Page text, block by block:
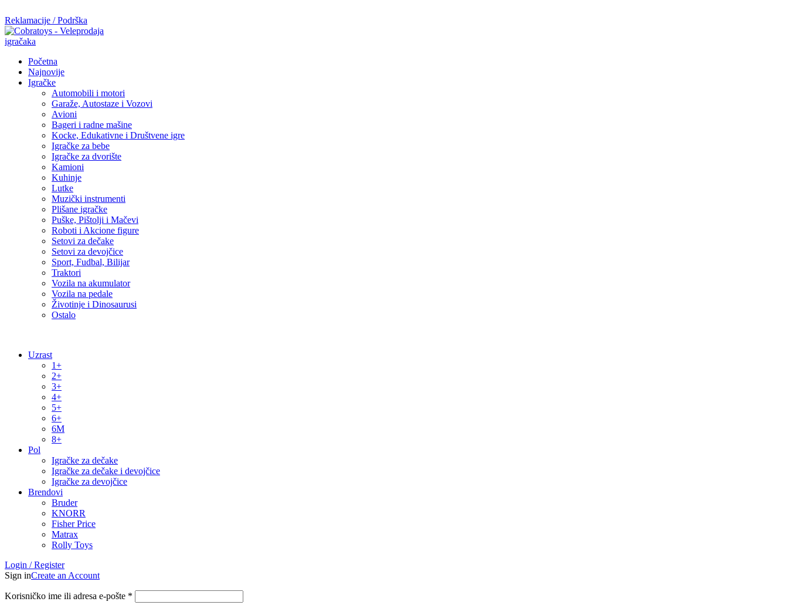
Reklamacije / Podrška
Početna
Najnovije
Igračke
Automobili i motori
Garaže, Autostaze i Vozovi
Avioni
Bageri i radne mašine
Kocke, Edukativne i Društvene igre
Igračke za bebe
Igračke za dvorište
Kamioni
Kuhinje
Lutke
Muzički instrumenti
Plišane igračke
Puške, Pištolji i Mačevi
Roboti i Akcione figure
Setovi za dečake
Setovi za devojčice
Sport, Fudbal, Bilijar
Traktori
Vozila na akumulator
Vozila na pedale
Životinje i Dinosaurusi
Ostalo
Uzrast
1+
2+
3+
4+
5+
6+
6M
8+
Pol
Igračke za dečake
Igračke za dečake i devojčice
Igračke za devojčice
Brendovi
Bruder
KNORR
Fisher Price
Matrax
Rolly Toys
Login / Register
Sign inCreate an Account
Korisničko ime ili adresa e-pošte *